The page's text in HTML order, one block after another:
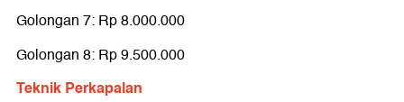
Golongan 7: Rp 8.000.000
Golongan 8: Rp 9.500.000
Teknik Perkapalan